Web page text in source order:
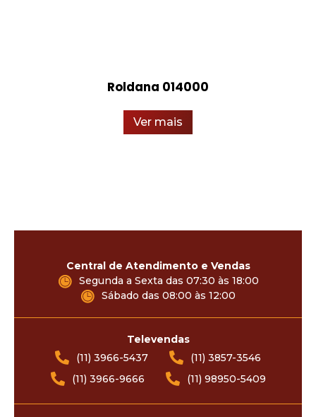
Roldana 014000
Ver mais
Central de Atendimento e Vendas
Segunda a Sexta das 07:30 às 18:00
Sábado das 08:00 às 12:00
Televendas
(11) 3966-5437
(11) 3857-3546
(11) 3966-9666
(11) 98950-5409